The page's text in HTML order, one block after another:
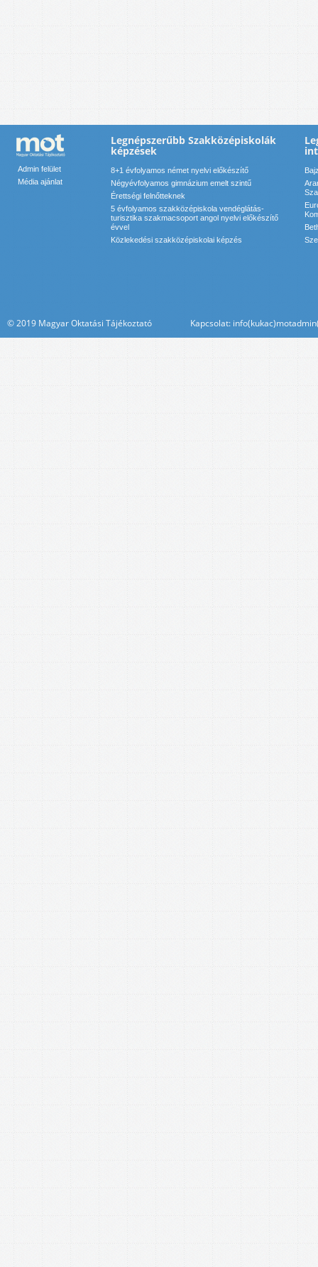
Admin felület
Média ajánlat
Legnépszerűbb Szakközépiskolák
képzések
8+1 évfolyamos német nyelvi előkészítő
Négyévfolyamos gimnázium emelt szintű
Érettségi felnőtteknek
5 évfolyamos szakközépiskola vendéglátás-
turisztika szakmacsoport angol nyelvi előkészítő
évvel
Közlekedési szakközépiskolai képzés
© 2019 Magyar Oktatási Tájékoztató Kapcsolat: